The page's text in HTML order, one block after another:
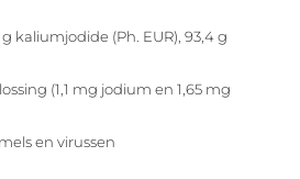
kaliumjodide (Ph. EUR), 93,4 g
(1,1 mg jodium en 1,65 mg
en virussen